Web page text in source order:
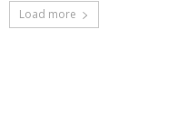
Load more